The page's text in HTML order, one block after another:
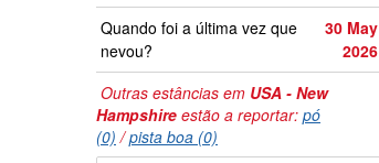
Quando foi a última vez que
nevou?
30 May
2026
Outras estâncias em USA - New
Hampshire estão a reportar: pó
(0) /pista boa (0)